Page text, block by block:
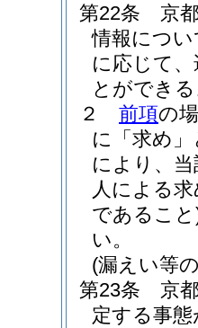
第22条
京
情報につ
に応じて
とができ
２
前項の
に「求め
により、
人による
であるこ
い。
(漏えい等
第23条
京
定する事